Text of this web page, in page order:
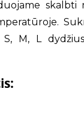
skalbti
M, L